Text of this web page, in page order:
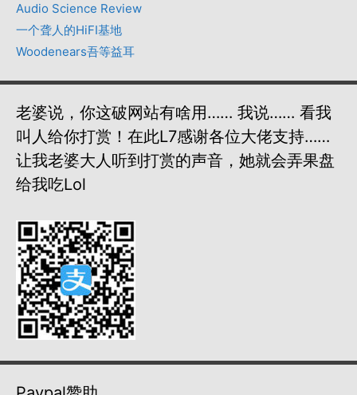
Audio Science Review
一个聋人的HiFI基地
Woodenears吾等益耳
老婆说，你这破网站有啥用…… 我说…… 看我
叫人给你打赏！在此L7感谢各位大佬支持……
让我老婆大人听到打赏的声音，她就会弄果盘
给我吃lol